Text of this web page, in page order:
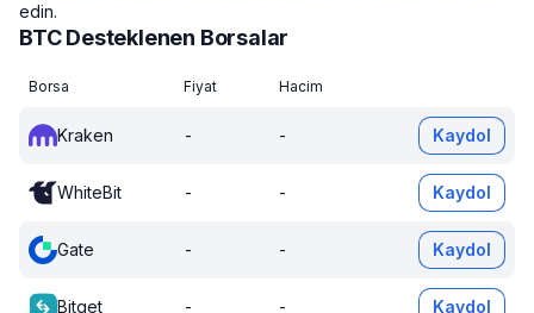
edin.
BTC Desteklenen Borsalar
Borsa Fiyat Hacim
Kraken - - Kaydol
WhiteBit - - Kaydol
Gate - - Kaydol
Bitget - - Kaydol